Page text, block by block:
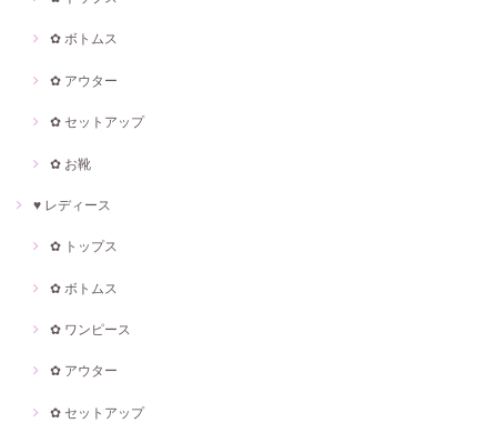
✿ ボトムス
✿ アウター
✿ セットアップ
✿ お靴
♥ レディース
✿ トップス
✿ ボトムス
✿ ワンピース
✿ アウター
✿ セットアップ